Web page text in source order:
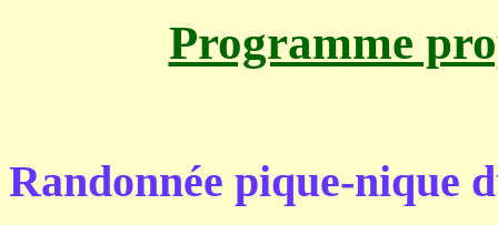
Programme
Randonnée pique-nique